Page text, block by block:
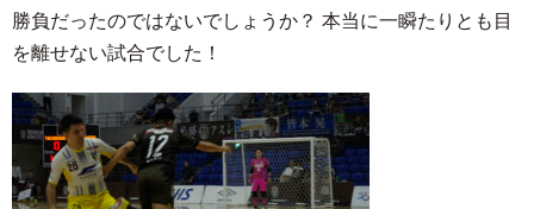
勝負だったのではないでしょうか？ 本当に一瞬たりとも目
を離せない試合でした！